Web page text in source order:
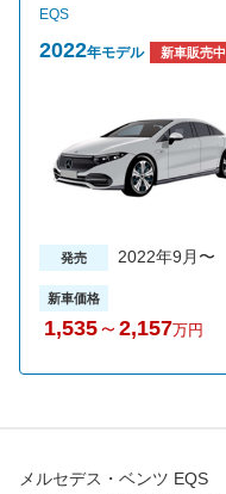
EQS
2022年モデル 新車販売中
発売 2022年9月〜
新車価格
1,535～ 2,157万円
メルセデス・ベンツ EQS